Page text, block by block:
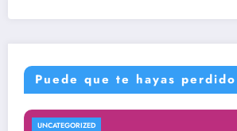
Puede que te hayas perdido
UNCATEGORIZED